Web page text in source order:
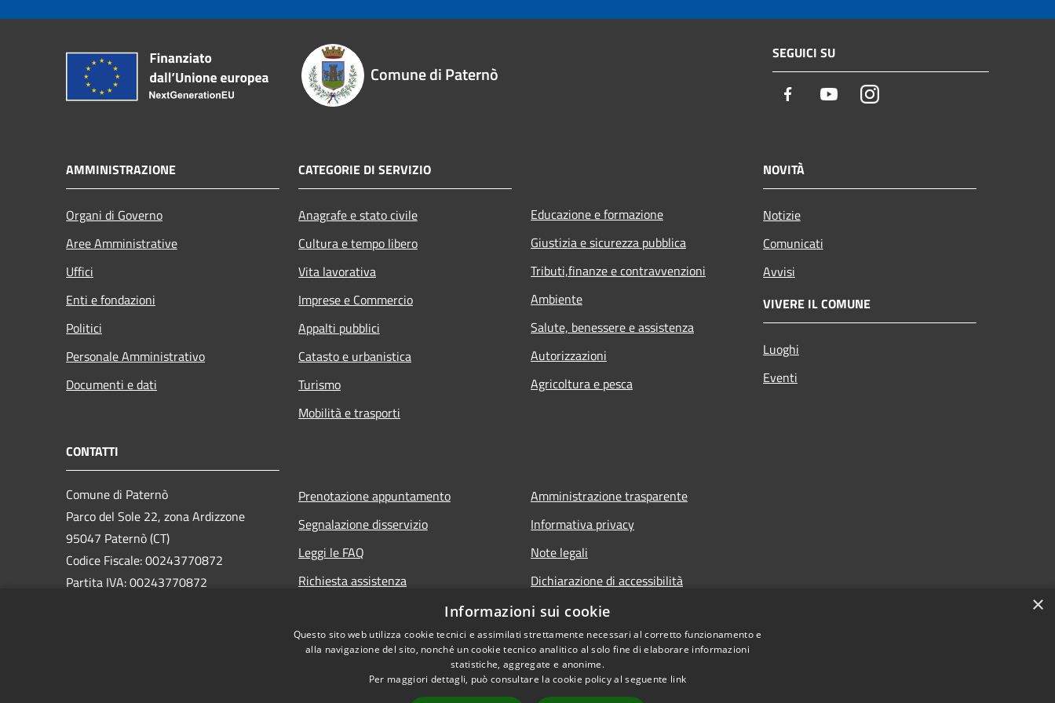
Comune di Paternò
SEGUICI SU
Facebook YoutubeInstagram
AMMINISTRAZIONE
Organi di Governo
Aree Amministrative
Uffici
Enti e fondazioni
Politici
Personale Amministrativo
Documenti e dati
CATEGORIE DI SERVIZIO
Anagrafe e stato civile
Cultura e tempo libero
Vita lavorativa
Imprese e Commercio
Appalti pubblici
Catasto e urbanistica
Turismo
Mobilità e trasporti
Educazione e formazione
Giustizia e sicurezza pubblica
Tributi,finanze e contravvenzioni
Ambiente
Salute, benessere e assistenza
Autorizzazioni
Agricoltura e pesca
NOVITÀ
Notizie
Comunicati
Avvisi
VIVERE IL COMUNE
Luoghi
Eventi
CONTATTI
Comune di Paternò
Parco del Sole 22, zona Ardizzone
95047 Paternò (CT)
Codice Fiscale: 00243770872
Partita IVA: 00243770872
Prenotazione appuntamento
Segnalazione disservizio
Leggi le FAQ
Richiesta assistenza
Amministrazione trasparente
Informativa privacy
Note legali
Dichiarazione di accessibilità
×
Informazioni sui cookie
Questo sito web utilizza cookie tecnici e assimilati strettamente necessari al corretto funzionamento e
alla navigazione del sito, nonché un cookie tecnico analitico al solo fine di elaborare informazioni
statistiche, aggregate e anonime.
Per maggiori dettagli, può consultare la cookie policy al seguente link